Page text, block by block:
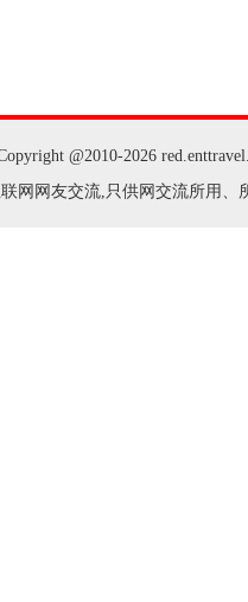
@2010-2026
网网友交流,只供网交流所用、